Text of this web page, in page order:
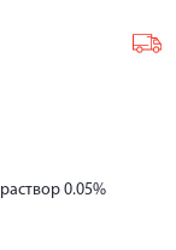
0.05%